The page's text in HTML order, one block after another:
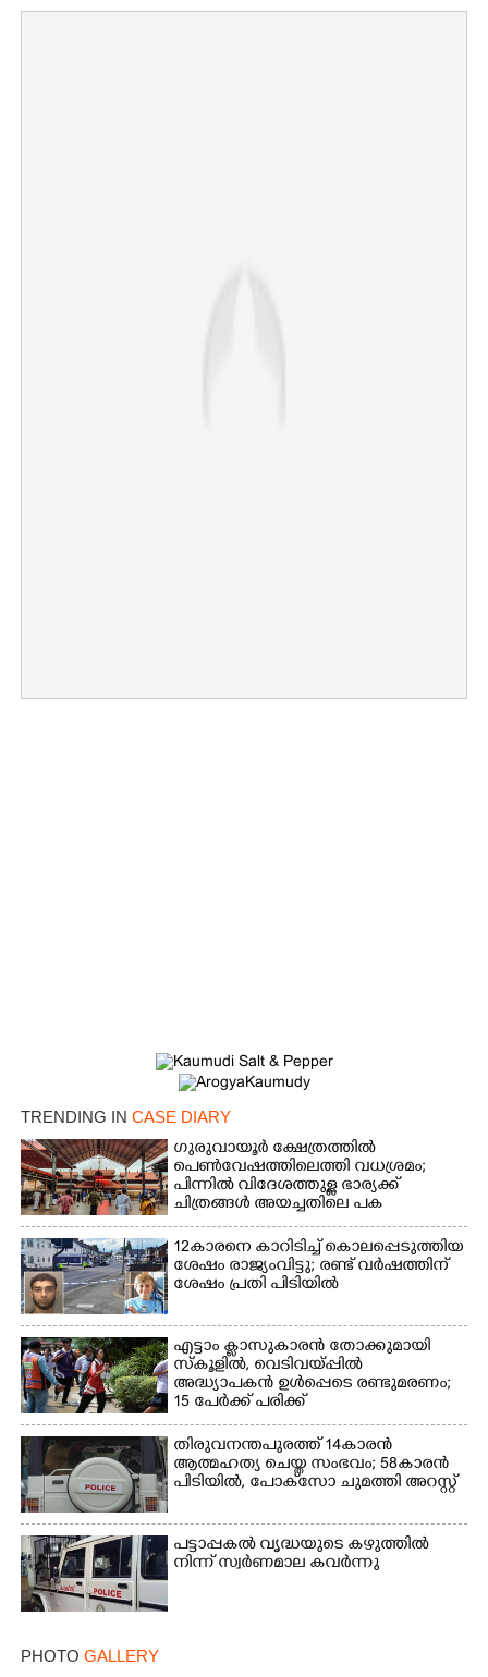
TRENDING IN CASE DIARY
ഗുരുവായൂർ ക്ഷേത്രത്തിൽ
പെൺവേഷത്തിലെത്തി വധശ്രമം;
പിന്നിൽ വിദേശത്തുള്ള ഭാര്യക്ക്
ചിത്രങ്ങൾ അയച്ചതിലെ പക
12കാരനെ കാറിടിച്ച് കൊലപ്പെടുത്തിയ
ശേഷം രാജ്യംവിട്ടു; രണ്ട് വർഷത്തിന്
ശേഷം പ്രതി പിടിയിൽ
എട്ടാം ക്ളാസുകാരൻ തോക്കുമായി
സ്കൂളിൽ, വെടിവയ്പ്പിൽ
അദ്ധ്യാപകൻ ഉൾപ്പെടെ രണ്ടുമരണം;
15 പേർക്ക് പരിക്ക്
തിരുവനന്തപുരത്ത് 14കാരൻ
ആത്മഹത്യ ചെയ്ത സംഭവം; 58കാരൻ
പിടിയിൽ, പോക്‌സോ ചുമത്തി അറസ്റ്റ്
പട്ടാപ്പകൽ വൃദ്ധയുടെ കഴുത്തിൽ
നിന്ന് സ്വർണമാല കവർന്നു
PHOTO GALLERY